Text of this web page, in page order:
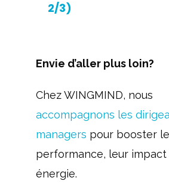
2/3)
Envie d’aller plus loin?
Chez WINGMIND, nous
accompagnons les
managers pour booster
performance, leur
énergie.